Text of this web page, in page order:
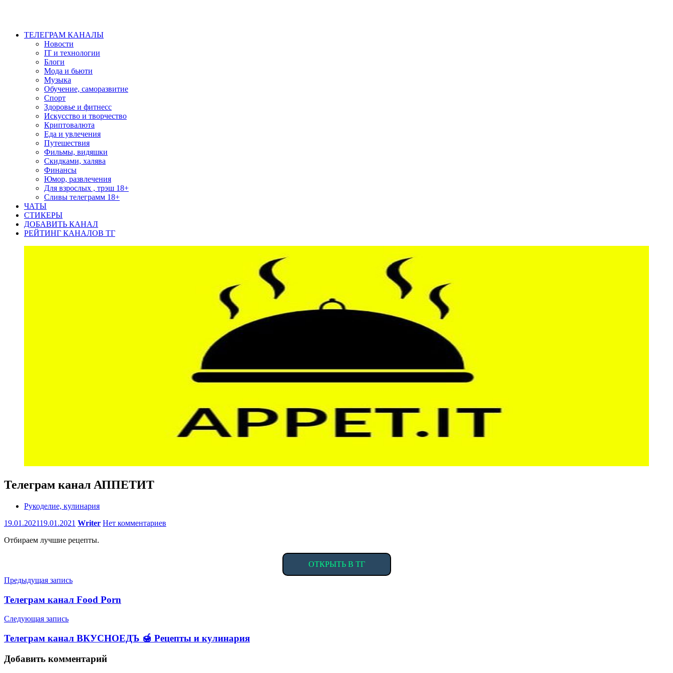
ТЕЛЕГРАМ КАНАЛЫ
Новости
IT и технологии
Блоги
Мода и бьюти
Музыка
Обучение, саморазвитие
Спорт
Здоровье и фитнесс
Искусство и творчество
Криптовалюта
Еда и увлечения
Путешествия
Фильмы, видяшки
Скидками, халява
Финансы
Юмор, развлечения
Для взрослых , трэш 18+
Сливы телеграмм 18+
ЧАТЫ
СТИКЕРЫ
ДОБАВИТЬ КАНАЛ
РЕЙТИНГ КАНАЛОВ ТГ
Телеграм канал АППЕТИТ
Рукоделие, кулинария
19.01.202119.01.2021 Writer Нет комментариев
Отбираем лучшие рецепты.
ОТКРЫТЬ В ТГ
Навигация
по
записям
Предыдущая запись
Телеграм канал Food Porn
Следующая запись
Телеграм канал ВКУСНОЕДЪ 🍯 Рецепты и кулинария
Добавить комментарий